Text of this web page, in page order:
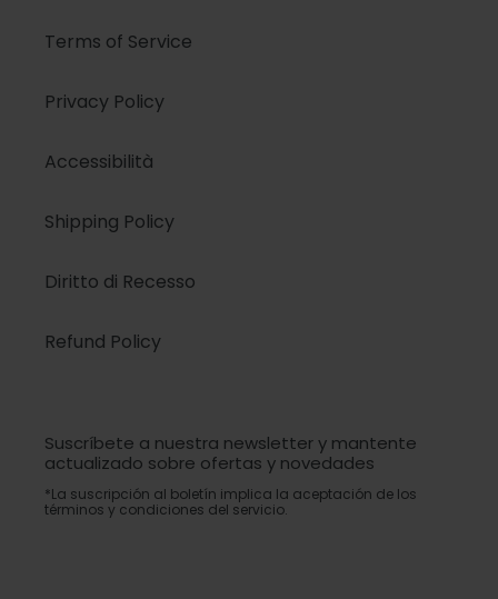
Terms of Service
Privacy Policy
Accessibilità
Shipping Policy
Diritto di Recesso
Refund Policy
Suscríbete a nuestra newsletter y mantente
actualizado sobre ofertas y novedades
*La suscripción al boletín implica la aceptación de los
términos y condiciones del servicio.